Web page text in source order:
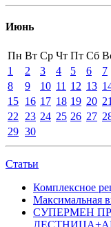
Июнь
Пн Вт Ср Чт Пт Сб
1
2 3 4 5 6
7
8
9 10 11 12 13
15 16 17 18 19 20 21
22
23 24 25 26 27
29 30
Статьи
Комплексное
Максимальная
СУПЕРМЕН